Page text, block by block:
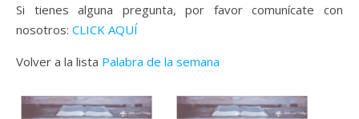
Si tienes alguna pregunta, por favor comunícate con
nosotros: CLICK AQUÍ
Volver a la lista Palabra de la semana